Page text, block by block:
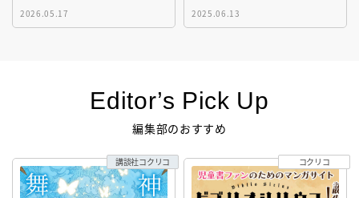
2026.05.17 2025.06.13
Editor’s Pick Up
編集部のおすすめ
講談社コクリコ コクリコ